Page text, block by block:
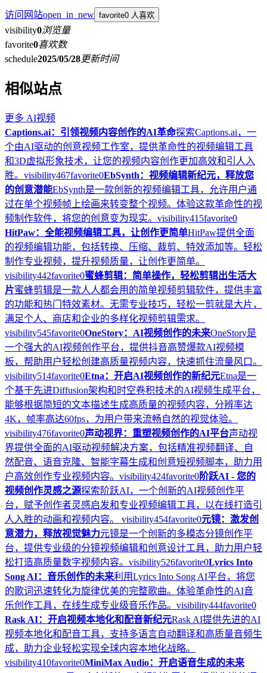
访问网站open_in_new favorite0 人喜欢
visibility0浏览量
favorite0喜欢数
schedule2025/05/28更新时间
相似站点
更多 AI视频
Captions.ai：引领视频内容创作的AI革命探索Captions.ai，一
个由AI驱动的创意视频工作室，提供革命性的视频编辑工具
和3D虚拟形象技术，让您的视频内容创作更加高效和引人入
胜。 visibility467favorite0EbSynth：视频编辑新纪元，释放您
的创意潜能EbSynth是一款创新的视频编辑工具，允许用户通
过在单个视频帧上绘画来转变整个视频。体验这款革命性的视
频制作软件，将您的创意变为现实。 visibility415favorite0
HitPaw：全能视频编辑工具，让创作更简单HitPaw提供全面
的视频编辑功能，包括转换、压缩、裁剪、特效添加等。轻松
制作专业视频，提升视频质量，让创作更简单。
visibility442favorite0蜜蜂剪辑：简单操作，轻松剪辑出生活大
片蜜蜂剪辑是一款人人都会用的简单视频剪辑软件，提供丰富
的功能和热门特效素材。无需专业技巧，轻松一剪就是大片，
满足个人、商店和企业的多样化视频剪辑需求。
visibility545favorite0OneStory：AI视频创作的未来OneStory是
一个强大的AI视频创作平台，提供抖音高赞爆款AI视频模
板，帮助用户轻松创建高质量视频内容，快速抓住流量风口。
visibility514favorite0Etna：开启AI视频创作的新纪元Etna是一
个基于先进Diffusion架构和时空卷积技术的AI视频生成平台，
能够根据简短的文本描述生成高质量的视频内容，分辨率达
4K，帧率高达60fps，为用户带来流畅自然的视觉体验。
visibility476favorite0声动视界：重塑视频创作的AI平台声动视
界提供全面的AI驱动视频解决方案，包括精准视频翻译、自
然配音、语音克隆、智能字幕生成和创意短视频脚本，助力用
户高效创作专业视频内容。 visibility424favorite0阶跃AI - 您的
视频创作灵感之源探索阶跃AI，一个创新的AI视频创作平
台，赋予创作者灵感启发和专业视频编辑工具，以在线打造引
人入胜的动画和视频内容。 visibility454favorite0元镜：激发创
意潜力，释放视觉魅力元镜是一个创新的多模态分镜创作平
台，提供专业级的分镜视频编辑和创意设计工具，助力用户轻
松打造高质量数字视频内容。 visibility526favorite0Lyrics Into
Song AI：音乐创作的未来利用Lyrics Into Song AI平台，将您
的歌词迅速转化为旋律优美的完整歌曲。体验革命性的AI音
乐创作工具，在线生成专业级音乐作品。 visibility444favorite0
Rask AI：开启视频本地化和配音新纪元Rask AI提供先进的AI
视频本地化和配音工具，支持多语言自动翻译和高质量音频生
成，助力企业轻松实现全球内容本地化战略。
visibility410favorite0MiniMax Audio：开启语音生成的未来